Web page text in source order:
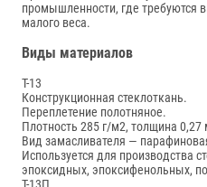
промышленности, где требуются
малого веса.
Виды материалов
Т-13
Конструкционная стеклоткань.
Переплетение полотняное.
Плотность 285 г/м2, толщина 0,27
Вид замасливателя —
Используется для производства
эпоксидных, эпоксифенольных,